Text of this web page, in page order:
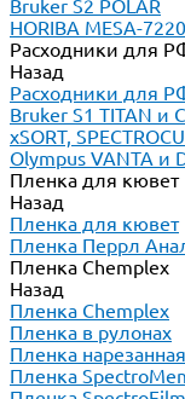
Bruker S2 POLAR
HORIBA MESA-
Расходники для
Назад
Расходники для
Bruker S1 TITAN и
xSORT,
Olympus VANTA и
Пленка для кювет
Назад
Пленка для кювет
Пленка Перрл
Пленка Chemplex
Назад
Пленка Chemplex
Пленка в рулонах
Пленка
Пленка